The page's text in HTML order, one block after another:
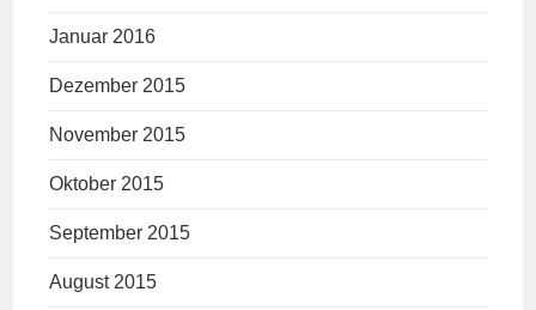
Januar 2016
Dezember 2015
November 2015
Oktober 2015
September 2015
August 2015